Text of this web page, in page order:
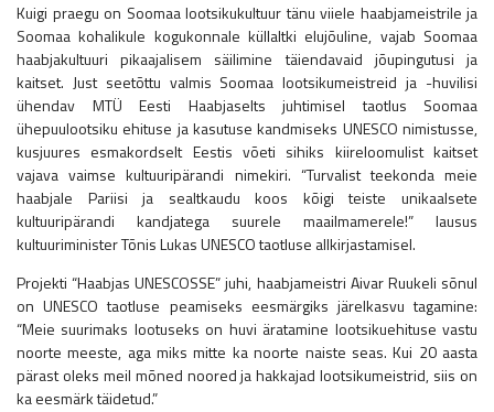
Kuigi praegu on Soomaa lootsikukultuur tänu viiele haabjameistrile ja
Soomaa kohalikule kogukonnale küllaltki elujõuline, vajab Soomaa
haabjakultuuri pikaajalisem säilimine täiendavaid jõupingutusi ja
kaitset. Just seetõttu valmis Soomaa lootsikumeistreid ja -huvilisi
ühendav MTÜ Eesti Haabjaselts juhtimisel taotlus Soomaa
ühepuulootsiku ehituse ja kasutuse kandmiseks UNESCO nimistusse,
kusjuures esmakordselt Eestis võeti sihiks kiireloomulist kaitset
vajava vaimse kultuuripärandi nimekiri. “Turvalist teekonda meie
haabjale Pariisi ja sealtkaudu koos kõigi teiste unikaalsete
kultuuripärandi kandjatega suurele maailmamerele!” lausus
kultuuriminister Tõnis Lukas UNESCO taotluse allkirjastamisel.
Projekti “Haabjas UNESCOSSE” juhi, haabjameistri Aivar Ruukeli sõnul
on UNESCO taotluse peamiseks eesmärgiks järelkasvu tagamine:
“Meie suurimaks lootuseks on huvi äratamine lootsikuehituse vastu
noorte meeste, aga miks mitte ka noorte naiste seas. Kui 20 aasta
pärast oleks meil mõned noored ja hakkajad lootsikumeistrid, siis on
ka eesmärk täidetud.”